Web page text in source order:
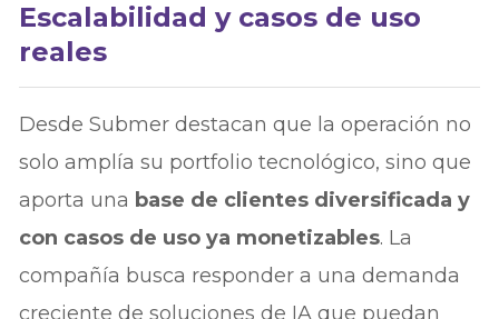
Escalabilidad y casos de uso
reales
Desde Submer destacan que la operación no
solo amplía su portfolio tecnológico, sino que
aporta una base de clientes diversificada y
con casos de uso ya monetizables. La
compañía busca responder a una demanda
creciente de soluciones de IA que puedan